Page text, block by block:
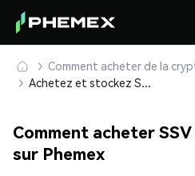
Comment acheter de la
Achetez et stockez SSV Network (SSV) en toute sécurité
Comment acheter
sur Phemex